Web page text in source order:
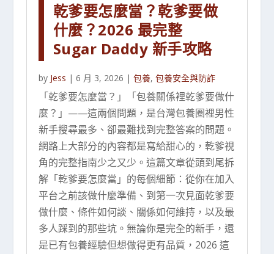
乾爹要怎麼當？乾爹要做
什麼？2026 最完整
Sugar Daddy 新手攻略
by Jess | 6 月 3, 2026 | 包養, 包養安全與防詐
「乾爹要怎麼當？」「包養關係裡乾爹要做什
麼？」——這兩個問題，是台灣包養圈裡男性
新手搜尋最多、卻最難找到完整答案的問題。
網路上大部分的內容都是寫給甜心的，乾爹視
角的完整指南少之又少。這篇文章從頭到尾拆
解「乾爹要怎麼當」的每個細節：從你在加入
平台之前該做什麼準備、到第一次見面乾爹要
做什麼、條件如何談、關係如何維持，以及最
多人踩到的那些坑。無論你是完全的新手，還
是已有包養經驗但想做得更有品質，2026 這